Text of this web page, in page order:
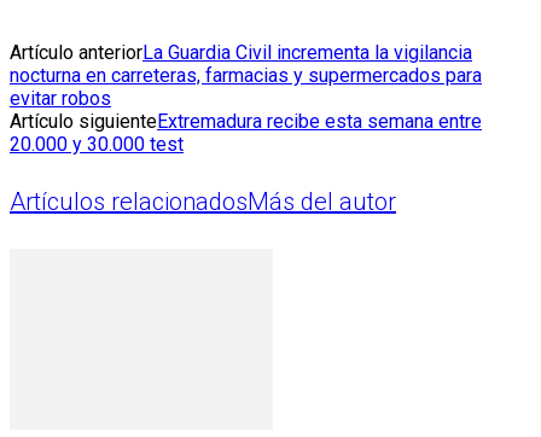
Artículo anteriorLa Guardia Civil incrementa la vigilancia
nocturna en carreteras, farmacias y supermercados para
evitar robos
Artículo siguienteExtremadura recibe esta semana entre
20.000 y 30.000 test
Artículos relacionadosMás del autor